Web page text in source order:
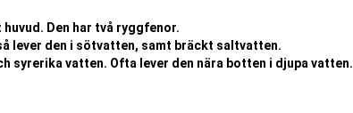
Den har två ryggfenor.
lever den i sötvatten, samt bräckt saltvatten.
syrerika vatten. Ofta lever den nära botten i djupa vatten.